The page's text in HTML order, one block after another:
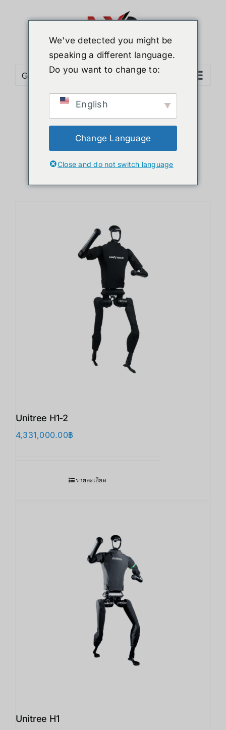
Go to...
Sort byDefault Order
Show12 Products
Unitree H1-2
4,331,000.00฿
รายละเอียด
Unitree H1
We've detected you might be
speaking a different language.
Do you want to change to:
English
Change Language
Close and do not switch language